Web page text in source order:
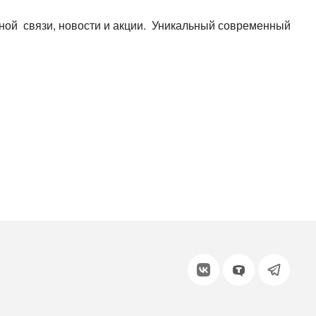
связи, новости и акции. Уникальный современный